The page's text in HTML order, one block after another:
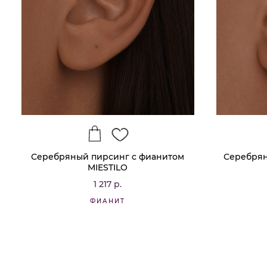
Серебряный пирсинг с фианитом
MIESTILO
1 217 р.
ФИАНИТ